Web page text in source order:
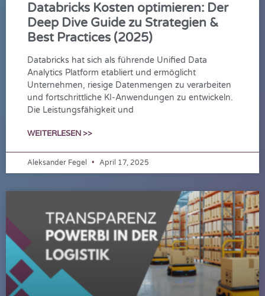
Databricks Kosten optimieren: Der
Deep Dive Guide zu Strategien &
Best Practices (2025)
Databricks hat sich als führende Unified Data
Analytics Platform etabliert und ermöglicht
Unternehmen, riesige Datenmengen zu verarbeiten
und fortschrittliche KI-Anwendungen zu entwickeln.
Die Leistungsfähigkeit und
WEITERLESEN >>
Aleksander Fegel April 17, 2025